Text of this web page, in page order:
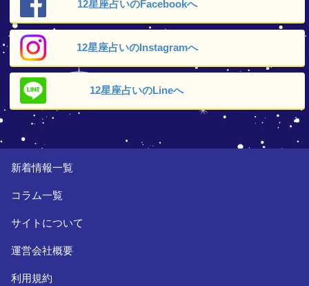
12星座占いのFacebookへ
12星座占いのInstagramへ
12星座占いのLineへ
新着情報一覧
コラム一覧
サイトについて
運営会社概要
利用規約